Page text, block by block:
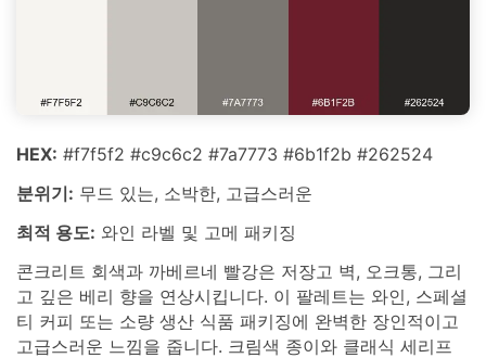
HEX: #f7f5f2 #c9c6c2 #7a7773 #6b1f2b #262524
분위기: 무드 있는, 소박한, 고급스러운
최적 용도: 와인 라벨 및 고메 패키징
콘크리트 회색과 까베르네 빨강은 저장고 벽, 오크통, 그리
고 깊은 베리 향을 연상시킵니다. 이 팔레트는 와인, 스페셜
티 커피 또는 소량 생산 식품 패키징에 완벽한 장인적이고
고급스러운 느낌을 줍니다. 크림색 종이와 클래식 세리프